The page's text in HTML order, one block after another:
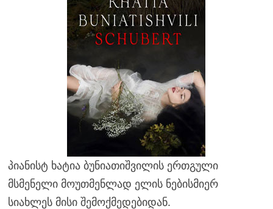
პიანისტ ხატია ბუნიათიშვილის ერთგული
მსმენელი მოუთმენლად ელის ნებისმიერ
სიახლეს მისი შემოქმედებიდან.